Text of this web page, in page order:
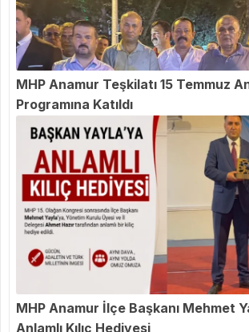
MHP Anamur Teşkilatı 15 Temmuz
Programına Katıldı
MHP Anamur İlçe Başkanı Mehmet
Anlamlı Kılıç Hediyesi